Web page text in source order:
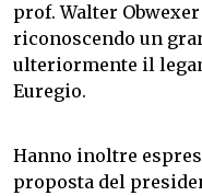
prof. Walter
riconoscendo un
ulteriormente il
Euregio.
Hanno inoltre
proposta del